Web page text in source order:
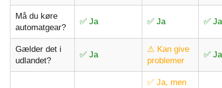
Må du køre
automatgear?
✅ Ja ✅ Ja ✅ Ja
Gælder det i
udlandet?
✅ Ja
⚠ Kan give
problemer
✅ Ja
✅ Ja, men